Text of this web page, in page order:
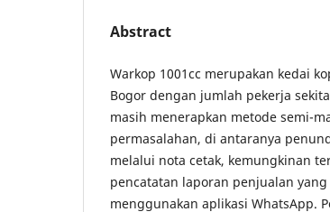
Abstract
Warkop 1001cc merupakan kedai
Bogor dengan jumlah pekerja
masih menerapkan metode semi-
permasalahan, di antaranya
melalui nota cetak, kemungkinan
pencatatan laporan penjualan
menggunakan aplikasi WhatsApp.